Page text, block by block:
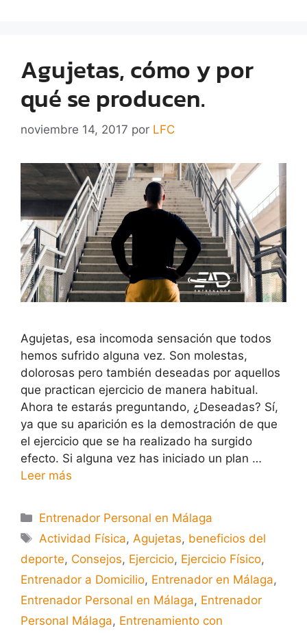
Agujetas, cómo y por
qué se producen.
noviembre 14, 2017 por LFC
Agujetas, esa incomoda sensación que todos
hemos sufrido alguna vez. Son molestas,
dolorosas pero también deseadas por aquellos
que practican ejercicio de manera habitual.
Ahora te estarás preguntando, ¿Deseadas? Sí,
ya que su aparición es la demostración de que
el ejercicio que se ha realizado ha surgido
efecto. Si alguna vez has iniciado un plan …
Leer más
Entrenador Personal en Málaga
Actividad Física,Agujetas, beneficios del
deporte, Consejos, Ejercicio, Ejercicio Físico,
Entrenador a Domicilio, Entrenador en Málaga,
Entrenador Personal en Málaga, Entrenador
Personal Málaga, Entrenamiento con